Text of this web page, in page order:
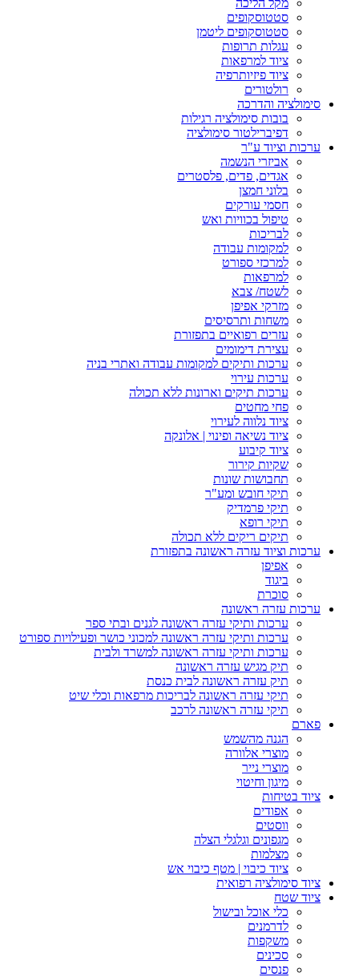
מקל הליכה
סטטוסקופים
סטטוסקופים ליטמן
עגלות תרופות
ציוד למרפאות
ציוד פיזיותרפיה
רולטורים
סימולציה והדרכה
בובות סימולציה רגילות
דפיברילטור סימולציה
ערכות וציוד ע"ר
אביזרי הנשמה
אגדים, פדים, פלסטרים
בלוני חמצן
חסמי עורקים
טיפול בכוויות ואש
לבריכות
למקומות עבודה
למרכזי ספורט
למרפאות
לשטח/ צבא
מזרקי אפיפן
משחות ותרסיסים
עזרים רפואיים בתפזורת
עצירת דימומים
ערכות ותיקים למקומות עבודה ואתרי בניה
ערכות עירוי
ערכות תיקים וארונות ללא תכולה
פחי מחטים
ציוד נלווה לעירוי
ציוד נשיאה ופינוי | אלונקה
ציוד קיבוע
שקיות קירור
תחבושות שונות
תיקי חובש ומע"ר
תיקי פרמדיק
תיקי רופא
תיקים ריקים ללא תכולה
ערכות וציוד עזרה ראשונה בתפזורת
אפיפן
ביגוד
סוכרת
ערכות עזרה ראשונה
ערכות ותיקי עזרה ראשונה לגנים ובתי ספר
ערכות ותיקי עזרה ראשונה למכוני כושר ופעילויות ספורט
ערכות ותיקי עזרה ראשונה למשרד ולבית
תיק מגיש עזרה ראשונה
תיק עזרה ראשונה לבית כנסת
תיקי עזרה ראשונה לבריכות מרפאות וכלי שיט
תיקי עזרה ראשונה לרכב
פארם
הגנה מהשמש
מוצרי אלוורה
מוצרי נייר
מיגון וחיטוי
ציוד בטיחות
אפודים
ווסטים
מגפונים וגלגלי הצלה
מצלמות
ציוד כיבוי | מטף כיבוי אש
ציוד סימולציה רפואית
ציוד שטח
כלי אוכל ובישול
לדרמנים
משקפות
סכינים
פנסים